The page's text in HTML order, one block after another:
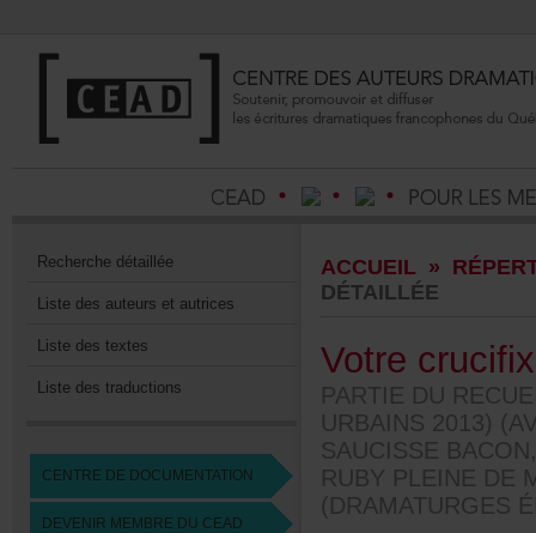
Recherchedétaillée
Listedesauteursetautrices
Listedestextes
Listedestraductions
CENTREDEDOCUMENTATION
DEVENIRMEMBREDUCEAD
ACCUEIL»
DÉTAILLÉE